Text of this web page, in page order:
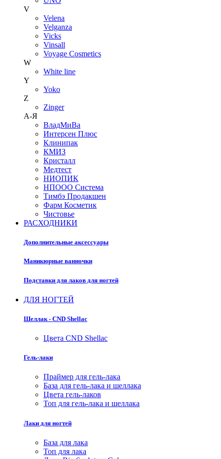
V
Velena
Velganza
Vicks
Vinsall
Voyage Cosmetics
W
White line
Y
Yoko
Z
Zinger
А-Я
ВладМиВа
Интерсен Плюс
Клинипак
КМИЗ
Кристалл
Медтест
НИОПИК
НПООО Система
Тимбэ Продакшен
Фарм Косметик
Чистовье
РАСХОДНИКИ
Дополнительные аксессуары
Маникюрные ванночки
Подставки для лаков для ногтей
ДЛЯ НОГТЕЙ
Шеллак - CND Shellac
Цвета CND Shellac
Гель-лаки
Праймер для гель-лака
База для гель-лака и шеллака
Цвета гель-лаков
Топ для гель-лака и шеллака
Лаки для ногтей
База для лака
Топ для лака